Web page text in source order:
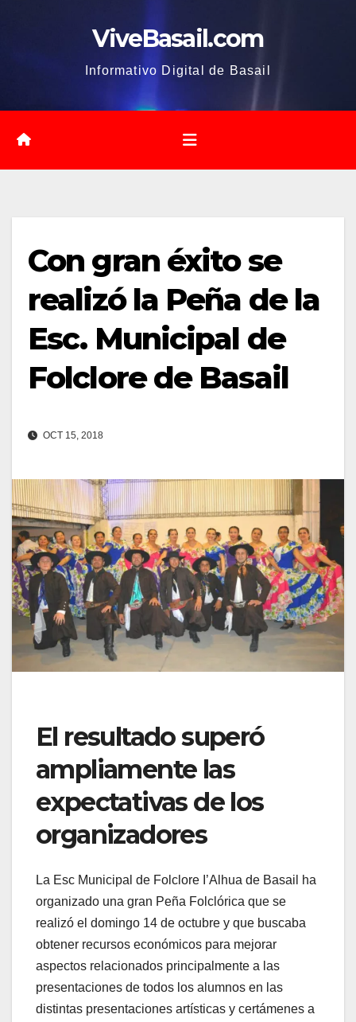
ViveBasail.com
Informativo Digital de Basail
Con gran éxito se
realizó la Peña de la
Esc. Municipal de
Folclore de Basail
OCT 15, 2018
El resultado superó
ampliamente las
expectativas de los
organizadores
La Esc Municipal de Folclore I’Alhua de Basail ha
organizado una gran Peña Folclórica que se
realizó el domingo 14 de octubre y que buscaba
obtener recursos económicos para mejorar
aspectos relacionados principalmente a las
presentaciones de todos los alumnos en las
distintas presentaciones artísticas y certámenes a